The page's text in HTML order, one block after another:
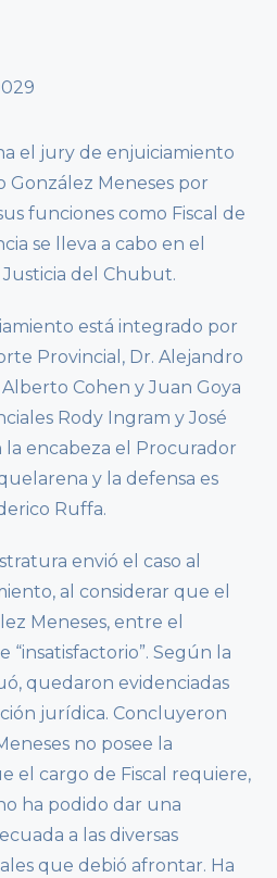
el jury de enjuiciamiento
González Meneses por
funciones como Fiscal de
se lleva a cabo en el
del Chubut.
está integrado por
Provincial, Dr. Alejandro
Alberto Cohen y Juan Goya
Rody Ingram y José
la encabeza el Procurador
y la defensa es
Ruffa.
envió el caso al
al considerar que el
Meneses, entre el
“insatisfactorio”. Según la
quedaron evidenciadas
jurídica. Concluyeron
no posee la
el cargo de Fiscal requiere,
ha podido dar una
a las diversas
que debió afrontar. Ha